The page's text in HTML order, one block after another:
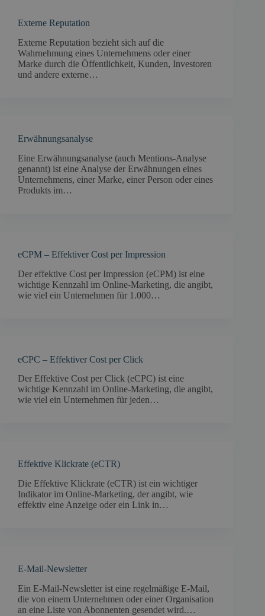
Externe Reputation
Externe Reputation bezieht sich auf die
Wahrnehmung eines Unternehmens oder einer
Marke durch die Öffentlichkeit, Kunden, Investoren
und andere externe…
Erwähnungsanalyse
Eine Erwähnungsanalyse (auch Mentions-Analyse
genannt) ist eine Analyse der Erwähnungen eines
Unternehmens, einer Marke, einer Person oder eines
Produkts im…
eCPM – Effektiver Cost per Impression
Der effektive Cost per Impression (eCPM) ist eine
wichtige Kennzahl im Online-Marketing, die angibt,
wie viel ein Unternehmen für 1.000…
eCPC – Effektiver Cost per Click
Der Effektive Cost per Click (eCPC) ist eine
wichtige Kennzahl im Online-Marketing, die angibt,
wie viel ein Unternehmen für jeden…
Effektive Klickrate (eCTR)
Die Effektive Klickrate (eCTR) ist ein wichtiger
Indikator im Online-Marketing, der angibt, wie
effektiv eine Anzeige oder ein Link in…
E-Mail-Newsletter
Ein E-Mail-Newsletter ist eine regelmäßige E-Mail,
die von einem Unternehmen oder einer Organisation
an eine Liste von Abonnenten gesendet wird.…